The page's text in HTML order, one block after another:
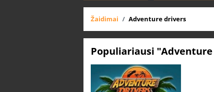
Žaidimai Adventure drivers
Populiariausi